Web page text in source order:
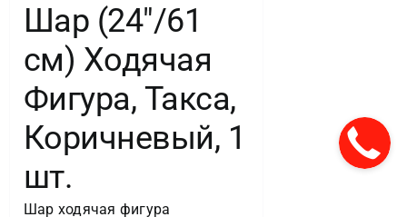
Шар (24″/61
см) Ходячая
Фигура, Такса,
Коричневый, 1
шт.
Шар ходячая фигура